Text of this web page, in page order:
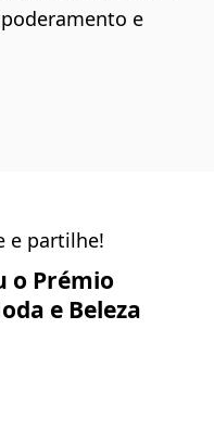
e
e partilhe!
o Prémio
e Beleza